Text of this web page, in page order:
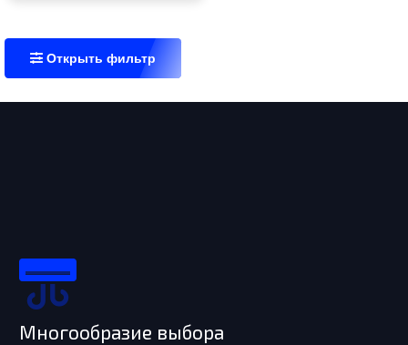
Открыть фильтр
Многообразие выбора